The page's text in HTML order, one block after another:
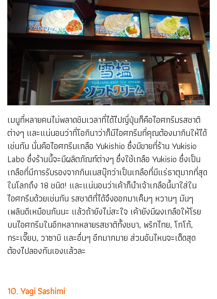
เมนูที่หลายคนไม่พลาดชิมเวลาที่ได้ไปญี่ปุ่นก็คือไอศกรีมรสชาติ
ต่างๆ และแน่นอนว่าที่โอกินาว่าก็มีไอศกรีมที่คุณต้องมากินให้ได้
เช่นกัน นั่นคือไอศกรีมเกลือ Yukishio ซึ่งมีขายที่ร้าน Yukisio
Labo ซึ่งร้านนี้จะมีผลิตภัณฑ์ต่างๆ ซึ่งใช้เกลือ Yukisio ซึ่งเป็น
เกลือที่มีการรับรองจากกินเนสบุ๊กว่าเป็นเกลือที่มีแร่ธาตุมากที่สุด
ในโลกถึง 18 ชนิด! และแน่นอนว่าเค้าก็นำเจ้าเกลือนี้มาใส่ใน
ไอศกรีมด้วยเช่นกัน รสชาติที่ได้จึงออกมาเค็มๆ หวานๆ มันๆ
เพลินดีเหมือนกันนะ แล้วถ้ายังไม่สะใจ เค้ายังมีผงเกลือให้โรย
บนไอศกรีมในอีกหลากหลายรสชาติทั้งชบา, พริกไทย, โกโก้,
กระเจี๊ยบ, วาซาบิ และอื่นๆ อีกมากมาย ส่วนอันไหนจะเด็ดสุด
ต้องไปลองกันเองแล้วละ
10. Yagi Sashimi